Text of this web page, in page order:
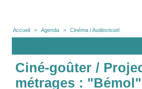
Accueil > Agenda > Cinéma / Audiovisuel
Ciné-goûter /
métrages :